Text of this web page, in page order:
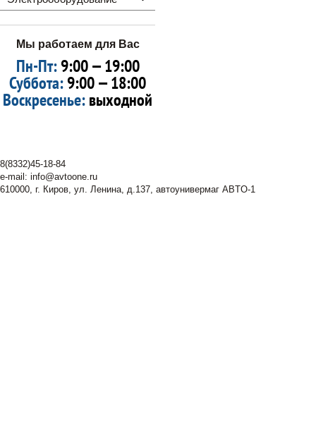
Мы работаем для Вас
Пн-Пт:9:00 — 19:00
Суббота:9:00 — 18:00
Воскресенье:выходной
8(8332)45-18-84
e-mail: info@avtoone.ru
610000, г. Киров, ул. Ленина, д.137, автоунивермаг ABTO-1